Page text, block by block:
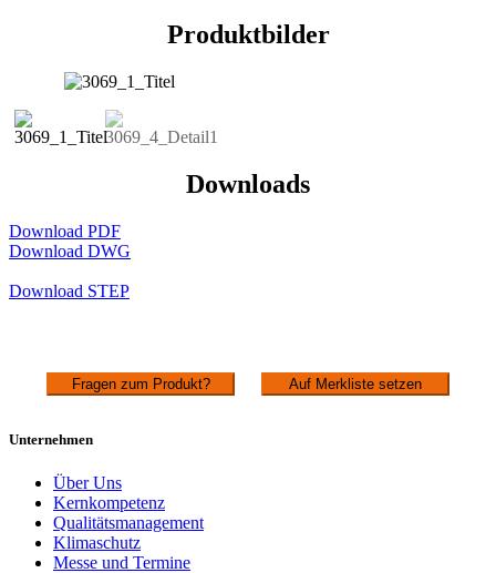
Produktbilder
Downloads
Download PDF
Download DWG
Download STEP
Fragen zum Produkt? Auf Merkliste setzen
Unternehmen
Über Uns
Kernkompetenz
Qualitätsmanagement
Klimaschutz
Messe und Termine